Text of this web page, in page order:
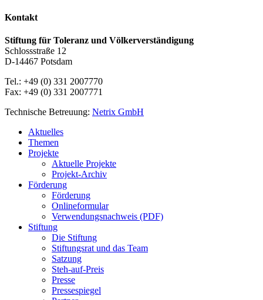
Kontakt
Stiftung für Toleranz und Völkerverständigung
Schlossstraße 12
D-14467 Potsdam
Tel.: +49 (0) 331 2007770
Fax: +49 (0) 331 2007771
Technische Betreuung: Netrix GmbH
Close
Menu
Aktuelles
Themen
Projekte
Aktuelle Projekte
Projekt-Archiv
Förderung
Förderung
Onlineformular
Verwendungsnachweis (PDF)
Stiftung
Die Stiftung
Stiftungsrat und das Team
Satzung
Steh-auf-Preis
Presse
Pressespiegel